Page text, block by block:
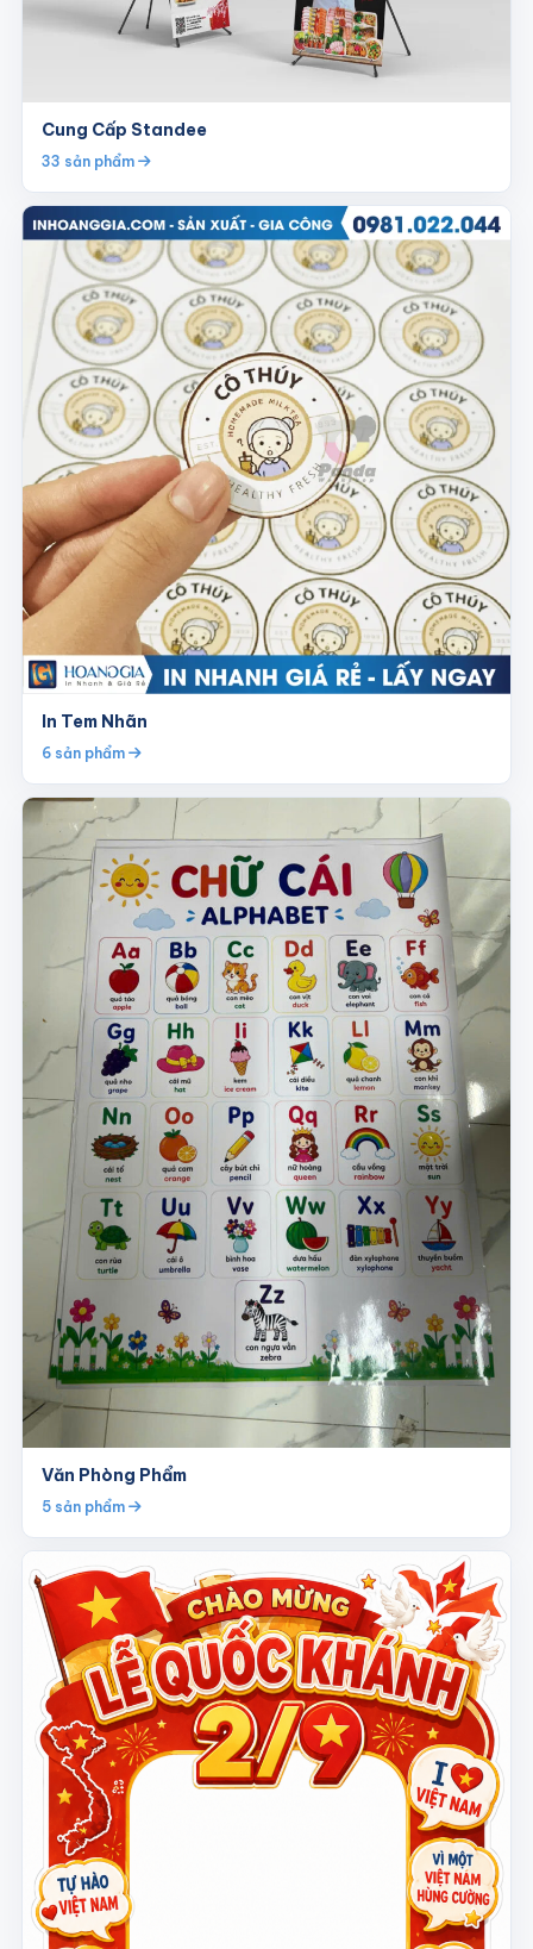
Cung Cấp Standee
33 sản phẩm
In Tem Nhãn
6 sản phẩm
Văn Phòng Phẩm
5 sản phẩm